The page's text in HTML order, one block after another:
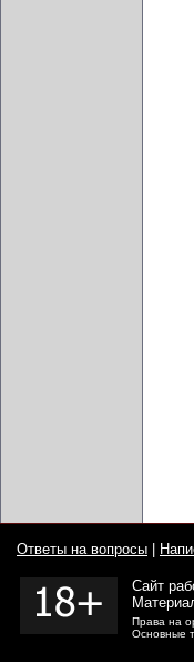
Ответы на вопросы
Сайт
Права на
Основные